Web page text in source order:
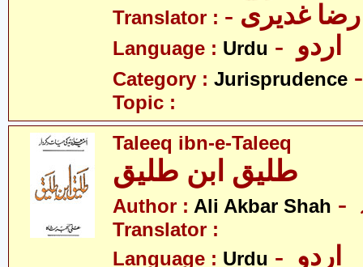
Translator : غدیری
Language : Urdu
Category : Jurisprudence
Topic :
Taleeq ibn-e-Taleeq
Author : Ali Akbar Shah
Translator :
Language : Urdu